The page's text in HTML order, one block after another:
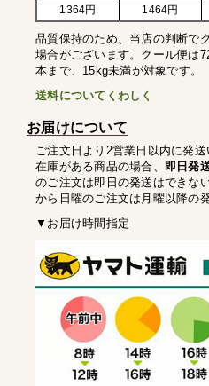
1364円
1464円
品質保持のため、当店の判断で
場合がございます。クール便は
本まで、15kg未満が対象です。
送料についてくわしく
お届けについて
ご注文日より2営業日以内に発
在庫がある商品の場合、 即日発
のご注文は即日の発送はできな
から日曜のご注文は月曜以降の
▼お届け時間指定